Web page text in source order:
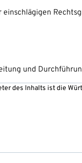
und
des Inhalts ist die